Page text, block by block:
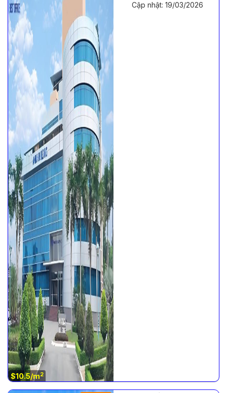
$10.5/m2
Cập nhật: 19/03/2026